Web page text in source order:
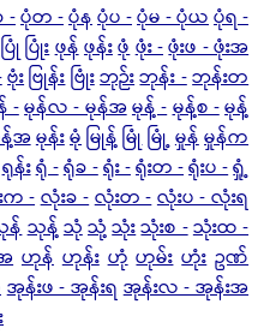
-ပုံတ -ပုံနပုံပ -ပုံမ - ပုံယပုံရ -
ပြုံ ပြုံးဖုန်ဖုန်းဖုံဖုံး -ဖုံးဖ - ဖုံးအ
ဗုံးဗြုန်းဗြုံးဘုဉ်းဘုန်း -ဘုန်းတ
-မုန်လ - မုန်အမုန့် -မုန့်စ -မုန့်
န့်အမုန်းမုံမြုန့်မြုံမြုံ့မှုန်မှုန်က
ရုန်းရုံ -ရုံခ -ရုံး -ရုံးတ -ရုံးပ -ရှုံ့
က -လုံးခ -လုံးတ -လုံးပ - လုံးရ
န်သုန့်သုံသုံ့သုံးသုံးစ -သုံးထ -
ဟုန် ဟုန်း ဟုံ ဟုမ်း ဟုံး ဥဏ်
အုန်းဖ - အုန်းရ အုန်းလ - အုန်းအ